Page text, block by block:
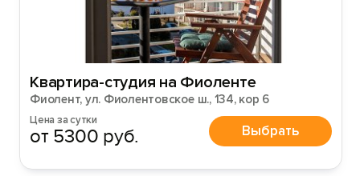
Квартира-студия на Фиоленте
Фиолент, ул. Фиолентовское ш., 134, кор 6
Цена за сутки
от 5300 руб. Выбрать